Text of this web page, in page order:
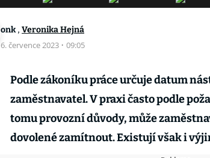
onk, Veronika Hejná
6. července 2023 · 09:05
Podle zákoníku práce určuje datum
zaměstnavatel. V praxi často podle
tomu provozní důvody, může
dovolené zamítnout. Existují však i